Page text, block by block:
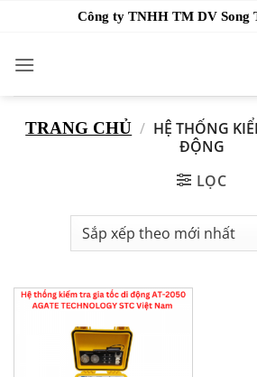
nội
dung
Công ty TNHH TM DV Song
TRANG CHỦ / HỆ THỐNG
ĐỘNG
LỌC